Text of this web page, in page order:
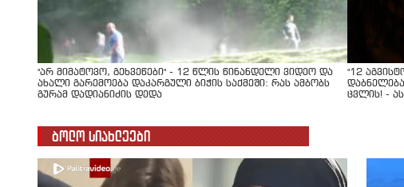
"არ მიმატოვო, გეხვეწები" - 12 წლის წინანდელი ვიდეო და
ახალი გარემოება დაკარგული ბიჭის საქმეში: რას ამბობს
გურამ დადიანიძის დედა
"12
ცვლის! -
ბოლო სიახლეები